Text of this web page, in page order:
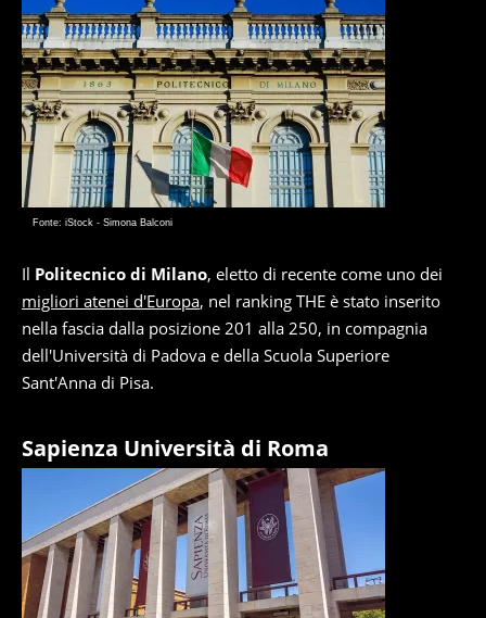
Fonte: iStock - Simona Balconi
Il Politecnico di Milano, eletto di recente come uno dei
migliori atenei d'Europa, nel ranking THE è stato inserito
nella fascia dalla posizione 201 alla 250, in compagnia
dell'Università di Padova e della Scuola Superiore
Sant'Anna di Pisa.
Sapienza Università di Roma